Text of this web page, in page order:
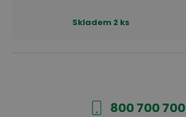
Skladem 2 ks
800 700 700